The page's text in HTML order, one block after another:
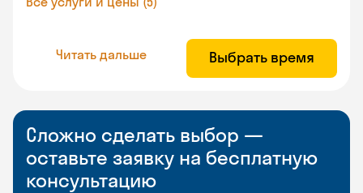
Читать дальше Выбрать время
Сложно сделать выбор —
оставьте заявку на бесплатную
консультацию